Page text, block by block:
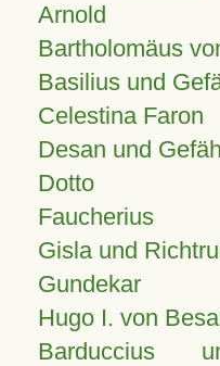
Arnold
Bartholomäus
Basilius und
Celestina Faron
Desan und
Dotto
Faucherius
Gisla und
Gundekar
Hugo I. von
Barduccius